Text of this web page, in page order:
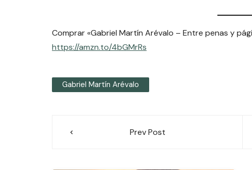
Comprar «Gabriel Martín Arévalo – Entre penas y
https://amzn.to/4bGMrRs
Gabriel Martín Arévalo
NavegaciónPrev Post